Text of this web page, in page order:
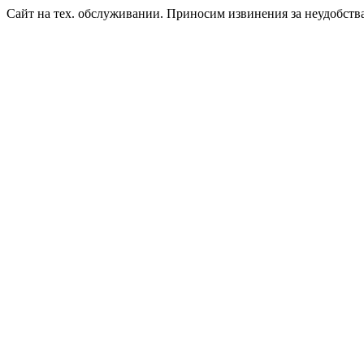
Сайт на тех. обслуживании. Приносим извинения за